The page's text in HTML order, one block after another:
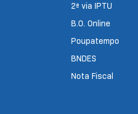
2ª via IPTU
B.O. Online
Poupatempo
BNDES
Nota Fiscal